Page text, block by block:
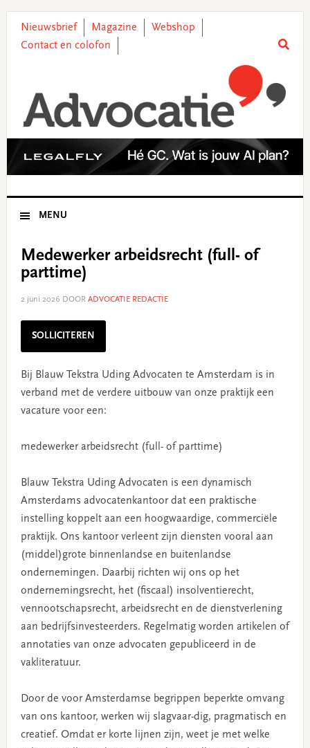
primary
main
primary
footer
Nieuwsbrief Magazine
Webshop
Contact en colofon
MENU
Medewerker arbeidsrecht (full- of
parttime)
2 juni 2026 DOOR ADVOCATIE REDACTIE
SOLLICITEREN
Bij Blauw Tekstra Uding Advocaten te Amsterdam is in
verband met de verdere uitbouw van onze praktijk een
vacature voor een:
medewerker arbeidsrecht (full- of parttime)
Blauw Tekstra Uding Advocaten is een dynamisch
Amsterdams advocatenkantoor dat een praktische
instelling koppelt aan een hoogwaardige, commerciële
praktijk. Ons kantoor verleent zijn diensten vooral aan
(middel)grote binnenlandse en buitenlandse
ondernemingen. Daarbij richten wij ons op het
ondernemingsrecht, het (fiscaal) insolventierecht,
vennootschapsrecht, arbeidsrecht en de dienstverlening
aan bedrijfsinvesteerders. Regelmatig worden artikelen of
annotaties van onze advocaten gepubliceerd in de
vakliteratuur.
Door de voor Amsterdamse begrippen beperkte omvang
van ons kantoor, werken wij slagvaar-dig, pragmatisch en
creatief. Omdat er korte lijnen zijn, weet je met welke